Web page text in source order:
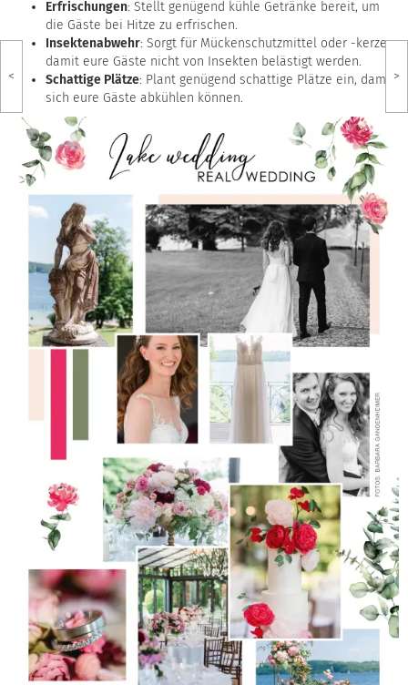
Erfrischungen: Stellt genügend kühle Getränke bereit, um
die Gäste bei Hitze zu erfrischen.
Insektenabwehr: Sorgt für Mückenschutzmittel oder -kerzen,
damit eure Gäste nicht von Insekten belästigt werden.
Schattige Plätze: Plant genügend schattige Plätze ein, damit
sich eure Gäste abkühlen können.
>
<